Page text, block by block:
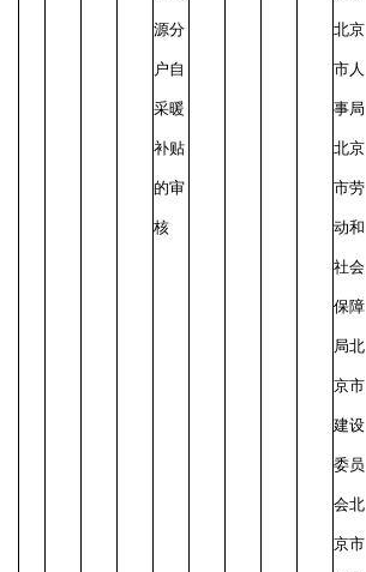
源分
户自
采暖
补贴
的审
核
北京
市人
事局
北京
市劳
动和
社会
保障
局北
京市
建设
委员
会北
京市